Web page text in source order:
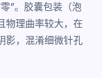
”。胶囊包装（泡
物理曲率较大，在
影，混淆细微针孔